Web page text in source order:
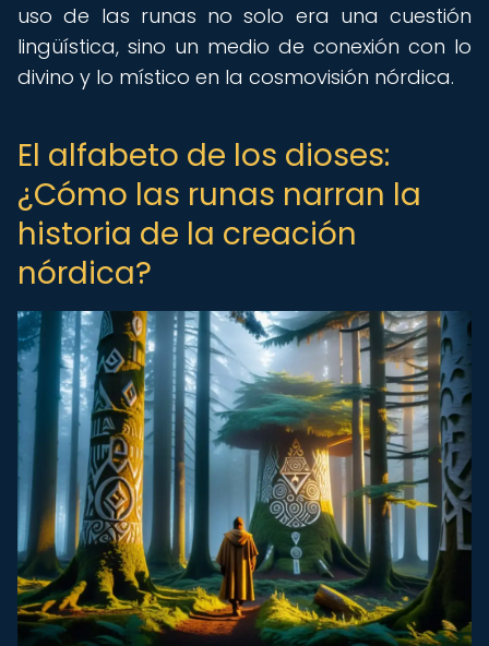
uso de las runas no solo era una cuestión
lingüística, sino un medio de conexión con lo
divino y lo místico en la cosmovisión nórdica.
El alfabeto de los dioses:
¿Cómo las runas narran la
historia de la creación
nórdica?